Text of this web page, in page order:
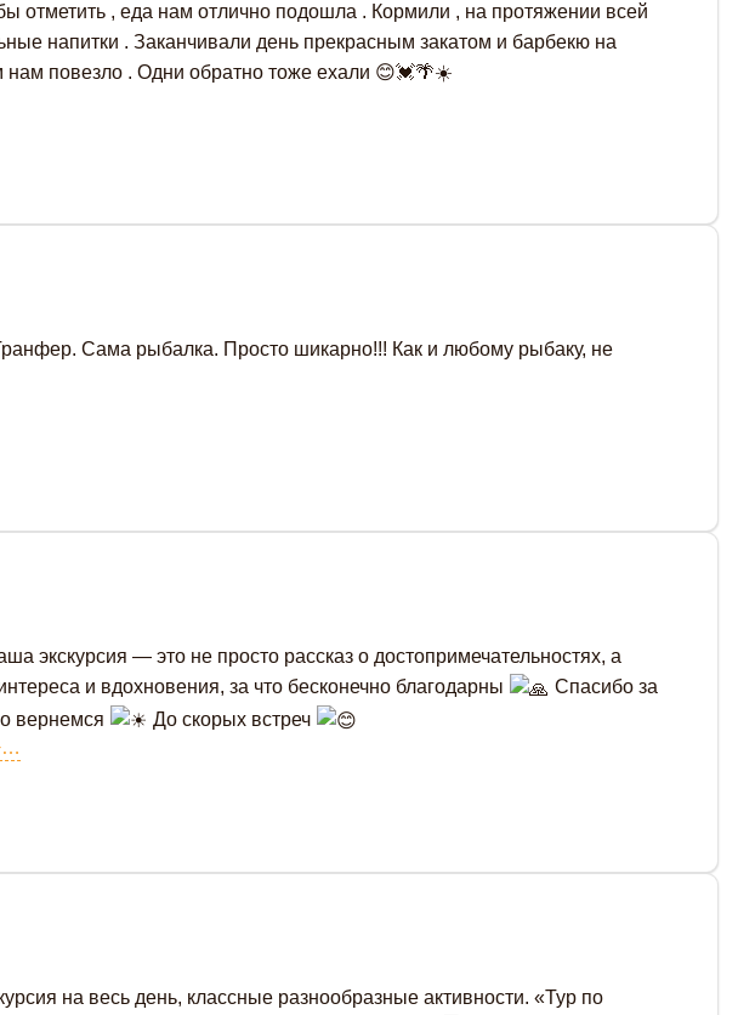
отметить , еда нам отлично подошла . Кормили , на протяжении всей
напитки . Заканчивали день прекрасным закатом и барбекю на
нам повезло . Одни обратно тоже ехали 😊💓🌴☀️
Сама рыбалка. Просто шикарно!!! Как и любому рыбаку, не
— это не просто рассказ о достопримечательностях, а
и вдохновения, за что бесконечно благодарны
Спасибо за
вернемся
До скорых встреч
Стеклянный мост Самет Нангше на рассвете+Джеймс Бонд+Кувшинки
на весь день, классные разнообразные активности. «Тур по